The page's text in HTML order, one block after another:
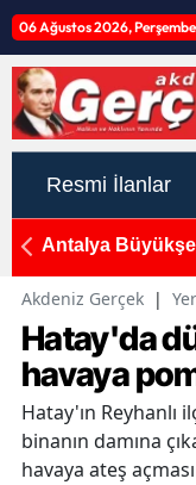
06 Ağustos 2026, Perşembe
Resmi İlanlar
Antalya
Akdeniz Gerçek |
Hatay'da
havaya
Hatay'ın Reyhanlı
binanın damına
havaya ateş